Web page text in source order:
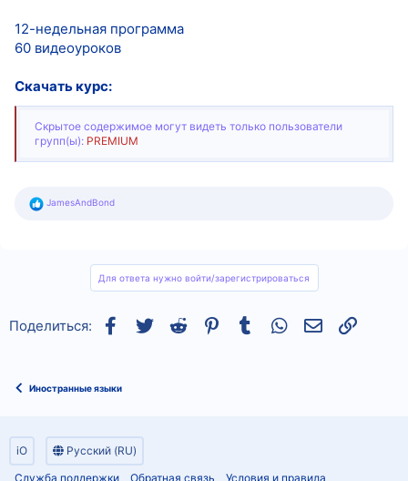
12-недельная программа
60 видеоуроков
Скачать курс:
Скрытое содержимое могут видеть только пользователи
групп(ы): PREMIUM
Р
JamesAndBond
Для ответа нужно войти/зарегистрироваться
Поделиться: Facebook
TwitterReddit Pinterest
Tumblr WhatsAppСсылка
Иностранные языки
iO
Русский (RU)
Служба поддержки
Обратная связь Условия и правила